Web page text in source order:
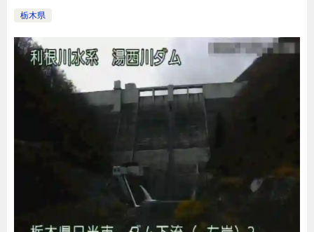
栃木県